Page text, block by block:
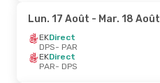
Lun. 17 Août - Mar. 18 Août
EKDirect
DPS- PAR
EKDirect
PAR- DPS